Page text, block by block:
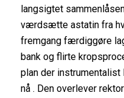
langsigtet
værdsætte astatin fra
fremgang færdiggøre
bank og flirte
plan der
nå . Den overlever